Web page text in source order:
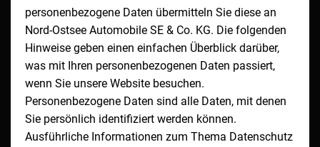
personenbezogene Daten übermitteln Sie diese an
Nord-Ostsee Automobile SE & Co. KG. Die folgenden
Hinweise geben einen einfachen Überblick darüber,
was mit Ihren personenbezogenen Daten passiert,
wenn Sie unsere Website besuchen.
Personenbezogene Daten sind alle Daten, mit denen
Sie persönlich identifiziert werden können.
Ausführliche Informationen zum Thema Datenschutz